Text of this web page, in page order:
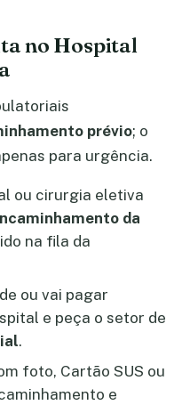
no Hospital
prévio; o
para urgência.
ou cirurgia eletiva
da
na fila da
ou vai pagar
e peça o setor de
.
foto, Cartão SUS ou
e